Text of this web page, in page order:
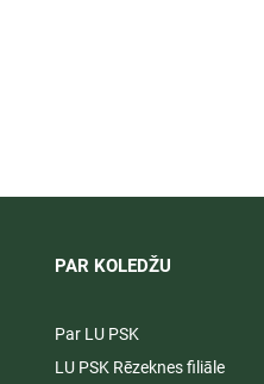
PAR KOLEDŽU
Par LU PSK
LU PSK Rēzeknes filiāle